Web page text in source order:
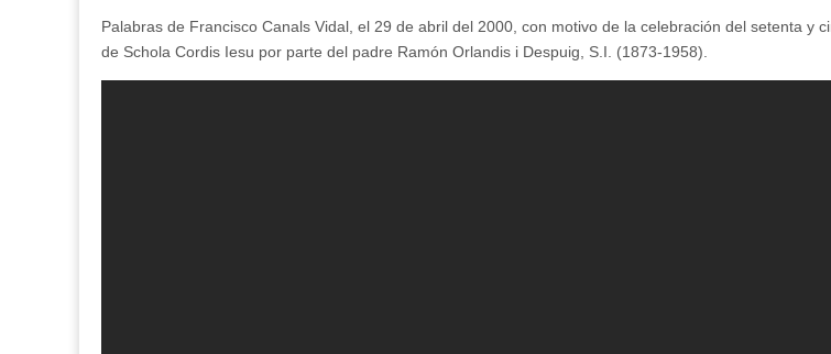
Palabras de Francisco Canals Vidal, el 29 de abril del 2000, con motivo de la celebración del setenta y
de Schola Cordis Iesu por parte del padre Ramón Orlandis i Despuig, S.I. (1873-1958).